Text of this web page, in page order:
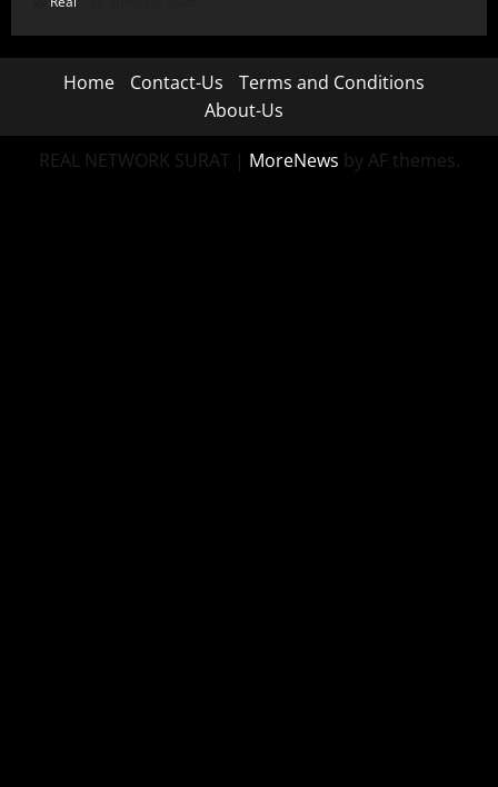
Home Contact-Us
Terms and Conditions
About-Us
REAL NETWORK SURAT | MoreNews by AF themes.